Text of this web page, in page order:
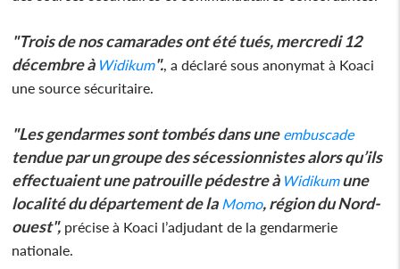
"Trois de nos camarades ont été tués, mercredi 12
décembre à Widikum". , a déclaré sous anonymat à Koaci
une source sécuritaire.
"Les gendarmes sont tombés dans uneembuscade
tendue par un groupe des sécessionnistes alors qu’ils
effectuaient une patrouille pédestre à Widikumune
localité du département de laMomo, région du Nord-
ouest", précise à Koaci l’adjudant de la gendarmerie
nationale.